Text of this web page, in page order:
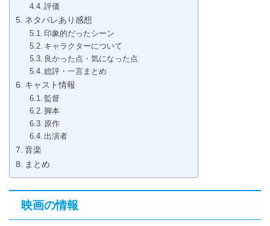
評価
ネタバレあり感想
印象的だったシーン
キャラクターについて
良かった点・気になった点
総評・一言まとめ
キャスト情報
監督
脚本
原作
出演者
音楽
まとめ
映画の情報